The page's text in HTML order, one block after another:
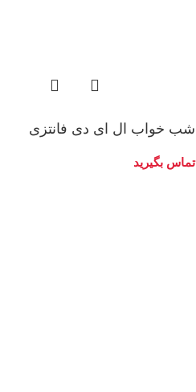
شب خواب ال ای دی فانتزی
تماس بگیرید